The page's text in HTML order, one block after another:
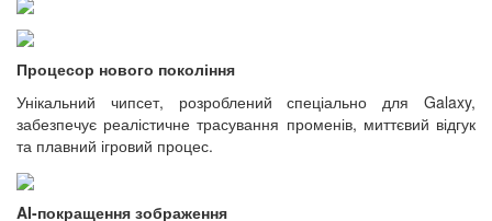
Процесор нового покоління
Унікальний чипсет, розроблений спеціально для Galaxy,
забезпечує реалістичне трасування променів, миттєвий відгук
та плавний ігровий процес.
AI-покращення зображення